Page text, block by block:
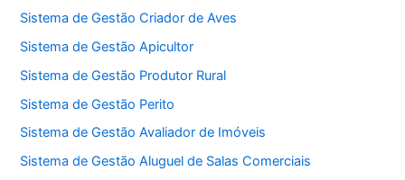
Sistema de Gestão Criador de Aves
Sistema de Gestão Apicultor
Sistema de Gestão Produtor Rural
Sistema de Gestão Perito
Sistema de Gestão Avaliador de Imóveis
Sistema de Gestão Aluguel de Salas Comerciais